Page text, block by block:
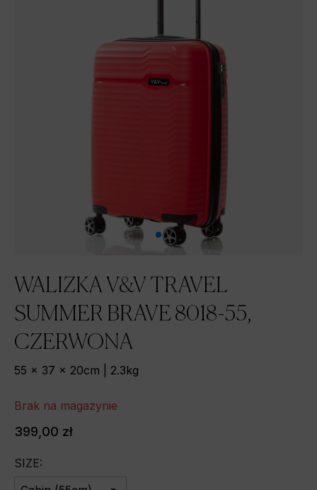
WALIZKA V&V TRAVEL
SUMMER BRAVE 8018-55,
CZERWONA
55 x 37 x 20cm | 2.3kg
Brak na magazynie
399,00 zł
SIZE: